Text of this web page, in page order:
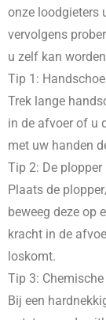
onze loodgieters
vervolgens
u zelf kan
Tip 1:
Trek lange
in de afvoer of u
met uw handen
Tip 2: De plopper
Plaats de
beweeg deze op
kracht in de
loskomt.
Tip 3:
Bij een